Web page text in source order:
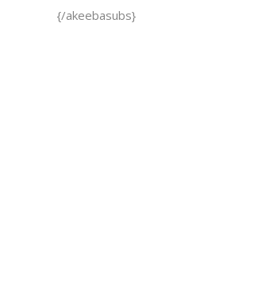
{/akeebasubs}